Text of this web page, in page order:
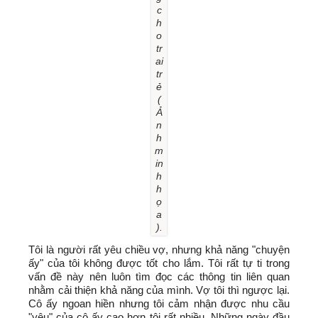
c
h
o
tr
ai
tr
ẻ
(
Ả
n
h
m
in
h
h
ọ
a
).
Tôi là người rất yêu chiều vợ, nhưng khả năng "chuyện
ấy" của tôi không được tốt cho lắm. Tôi rất tự ti trong
vấn đề này nên luôn tìm đọc các thông tin liên quan
nhằm cải thiện khả năng của mình. Vợ tôi thì ngược lại.
Cô ấy ngoan hiền nhưng tôi cảm nhận được nhu cầu